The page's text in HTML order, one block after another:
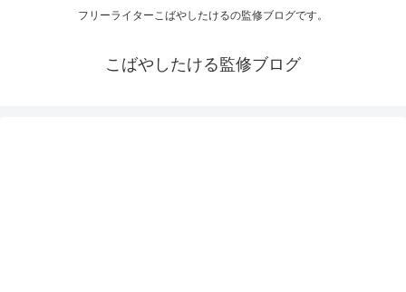
フリーライターこばやしたけるの監修ブログです。
こばやしたける監修ブログ